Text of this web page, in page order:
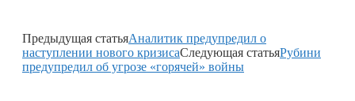
Предыдущая статьяАналитик предупредил о
наступлении нового кризисаСледующая статьяРубини
предупредил об угрозе «горячей» войны